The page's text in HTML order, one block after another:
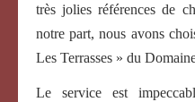
très jolies références de
notre part, nous avons
Les Terrasses » du
Le service est